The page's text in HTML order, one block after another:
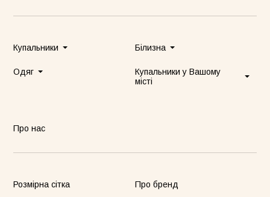
Купальники Білизна
Одяг
Купальники у Вашому
місті
Про нас
Розмірна сітка Про бренд